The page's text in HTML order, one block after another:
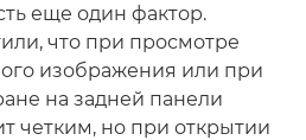
еще один фактор.
что при просмотре
изображения или при
на задней панели
четким, но при открытии